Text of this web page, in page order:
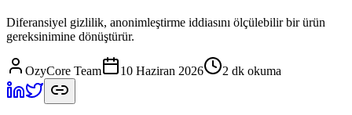
Diferansiyel gizlilik, anonimleştirme iddiasını ölçülebilir bir ürün
gereksinimine dönüştürür.
OzyCore Team 10 Haziran 2026 2 dk okuma